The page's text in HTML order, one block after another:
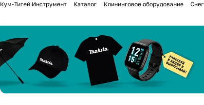
Кум-Тигей Инструмент Каталог Клининговое оборудование